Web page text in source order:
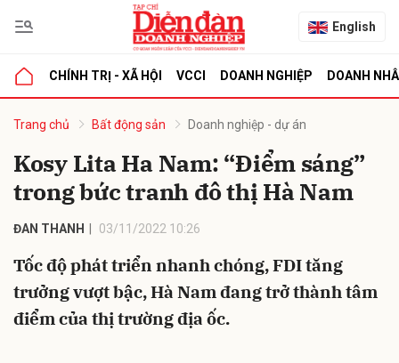
English
CHÍNH TRỊ - XÃ HỘI VCCI DOANH NGHIỆP DOANH
Trang chủ Bất động sản Doanh nghiệp - dự án
Kosy Lita Ha Nam: “Điểm sáng”
trong bức tranh đô thị Hà Nam
ĐAN THANH 03/11/2022 10:26
Tốc độ phát triển nhanh chóng, FDI tăng
trưởng vượt bậc, Hà Nam đang trở thành tâm
điểm của thị trường địa ốc.
luận
Hủy